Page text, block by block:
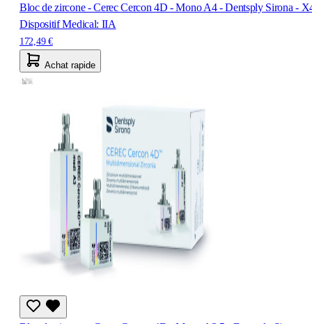
Bloc de zircone - Cerec Cercon 4D - Mono A4 - Dentsply Sirona -
Dispositif Medical: IIA
172,49 €
Achat rapide